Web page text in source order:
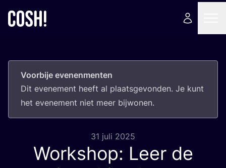
Voorbije evenenmenten
Dit eve­ne­ment heeft al plaats­ge­von­den. Je kunt
het eve­ne­ment niet meer bijwonen.
31 juli 2025
Workshop: Leer de